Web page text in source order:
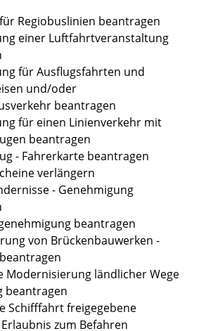
Regiobuslinien beantragen
einer Luftfahrtveranstaltung
für Ausflugsfahrten und
und/oder
beantragen
für einen Linienverkehr mit
beantragen
- Fahrerkarte beantragen
verlängern
- Genehmigung
beantragen
von Brückenbauwerken -
Modernisierung ländlicher Wege
beantragen
Schifffahrt freigegebene
zum Befahren